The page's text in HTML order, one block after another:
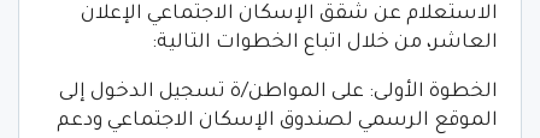
الاستعلام عن شقق الإسكان الاجتماعي الإعلان
العاشر، من خلال اتباع الخطوات التالية:
الخطوة الأولى: على المواطن/ة تسجيل الدخول إلى
الموقع الرسمي لصندوق الإسكان الاجتماعي ودعم